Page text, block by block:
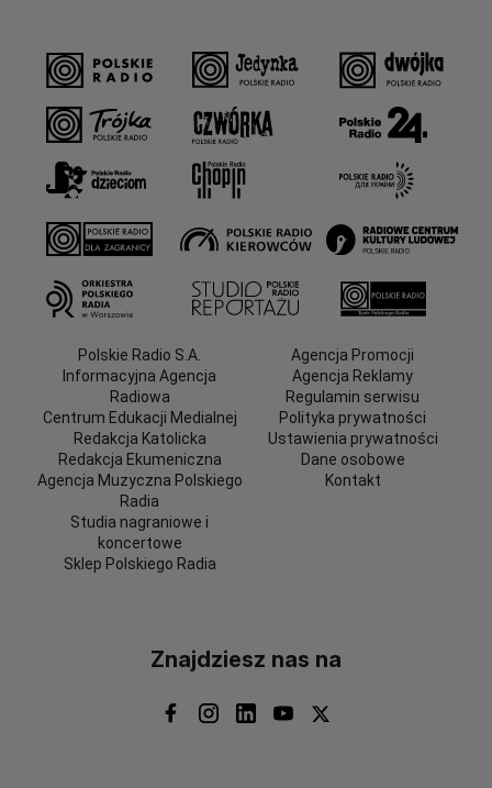
Polskie Radio S.A.
Informacyjna Agencja
Radiowa
Centrum Edukacji Medialnej
Redakcja Katolicka
Redakcja Ekumeniczna
Agencja Muzyczna Polskiego
Radia
Studia nagraniowe i
koncertowe
Sklep Polskiego Radia
Agencja Promocji
Agencja Reklamy
Regulamin serwisu
Polityka prywatności
Ustawienia prywatności
Dane osobowe
Kontakt
Znajdziesz nas na